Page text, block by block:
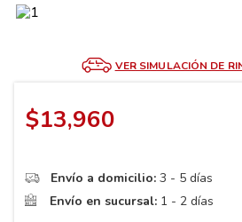
VER SIMULACIÓN DE
$13,960
Envío a domicilio: 3 - 5 días
Envío en sucursal: 1 - 2 días
8. 195